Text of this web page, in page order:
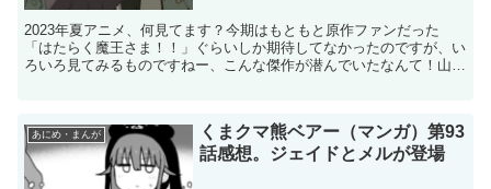
2023年夏アニメ、何見てます？今期はもともと原作ファンだった
「はたらく魔王さま！！」ぐらいしか期待してなかったのですが、い
ろいろ見てみるものですねー、こんな傑作が潜んでいたなんて！山田
あにめ・まんが
くまクマ熊ベアー（マンガ）第93
話感想。ジェイドとメルが登場